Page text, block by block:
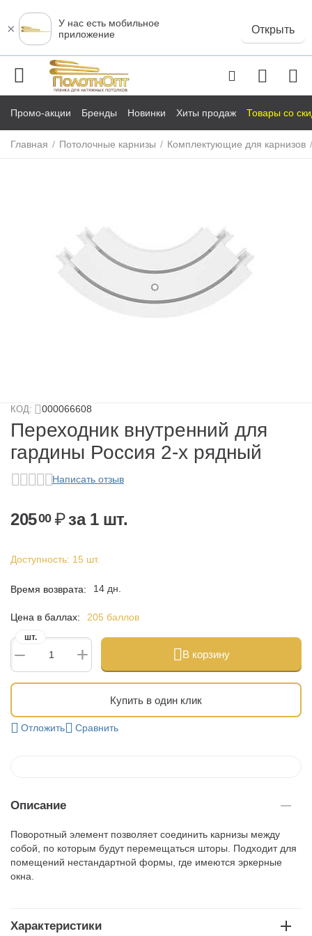
×
У нас есть мобильное
приложение
Открыть
Промо-акции Бренды Новинки Хиты продаж Товары со
Главная / Потолочные карнизы / Комплектующие для карнизов /
КОД: 000066608
Переходник внутренний для
гардины Россия 2-х рядный
Написать отзыв
20500 ₽за 1 шт.
Доступность: 15 шт.
Время возврата: 14 дн.
Цена в баллах: 205 баллов
+
−
шт.
В корзину
Купить в один клик
Отложить Сравнить
Описание
Поворотный элемент позволяет соединить карнизы между
собой, по которым будут перемещаться шторы. Подходит для
помещений нестандартной формы, где имеются эркерные
окна.
Характеристики